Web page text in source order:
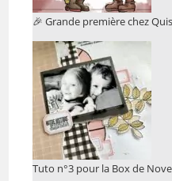
🎉 Grande première chez
Tuto n°3 pour la Box de